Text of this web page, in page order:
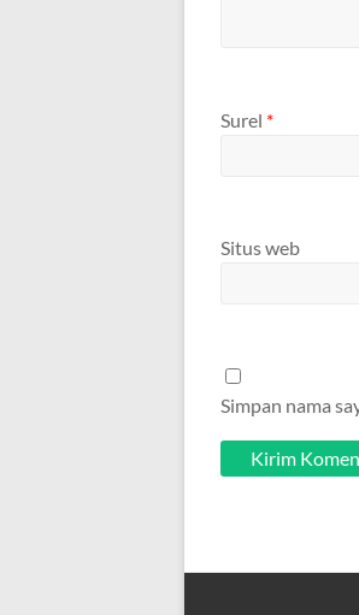
Surel *
Situs web
Simpan nama